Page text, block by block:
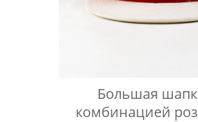
Большая
комбинацией